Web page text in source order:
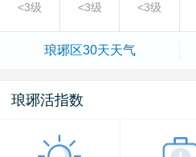
<3级
<3级 <3级
琅琊区30天天气
琅琊活指数